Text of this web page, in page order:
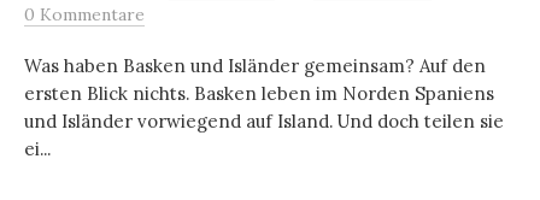
0 Kommentare
Was haben Basken und Isländer gemeinsam? Auf den
ersten Blick nichts. Basken leben im Norden Spaniens
und Isländer vorwiegend auf Island. Und doch teilen sie
ei...